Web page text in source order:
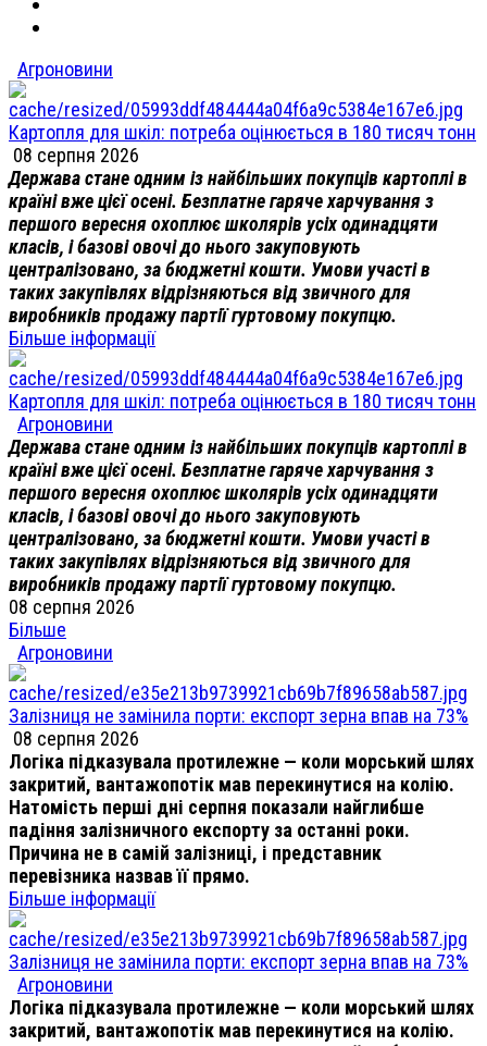
Агроновини
Картопля для шкіл: потреба оцінюється в 180 тисяч тонн
08 серпня 2026
Держава стане одним із найбільших покупців картоплі в
країні вже цієї осені. Безплатне гаряче харчування з
першого вересня охоплює школярів усіх одинадцяти
класів, і базові овочі до нього закуповують
централізовано, за бюджетні кошти. Умови участі в
таких закупівлях відрізняються від звичного для
виробників продажу партії гуртовому покупцю.
Більше інформації
Картопля для шкіл: потреба оцінюється в 180 тисяч тонн
Агроновини
Держава стане одним із найбільших покупців картоплі в
країні вже цієї осені. Безплатне гаряче харчування з
першого вересня охоплює школярів усіх одинадцяти
класів, і базові овочі до нього закуповують
централізовано, за бюджетні кошти. Умови участі в
таких закупівлях відрізняються від звичного для
виробників продажу партії гуртовому покупцю.
08 серпня 2026
Більше
Агроновини
Залізниця не замінила порти: експорт зерна впав на 73%
08 серпня 2026
Логіка підказувала протилежне — коли морський шлях
закритий, вантажопотік мав перекинутися на колію.
Натомість перші дні серпня показали найглибше
падіння залізничного експорту за останні роки.
Причина не в самій залізниці, і представник
перевізника назвав її прямо.
Більше інформації
Залізниця не замінила порти: експорт зерна впав на 73%
Агроновини
Логіка підказувала протилежне — коли морський шлях
закритий, вантажопотік мав перекинутися на колію.